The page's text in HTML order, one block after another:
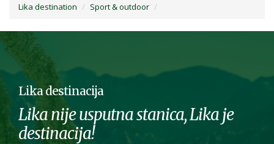
Lika destination Sport & outdoor
Lika destinacija
Lika nije usputna stanica, Lika je
destinacija!